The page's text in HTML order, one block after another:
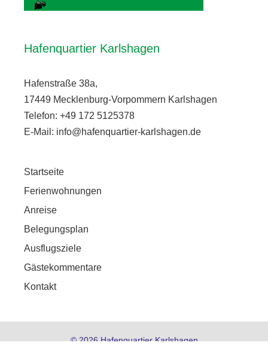
Hafenquartier Karlshagen
Hafenstraße 38a,
17449 Mecklenburg-Vorpommern Karlshagen
Telefon: +49 172 5125378
E-Mail: info@hafenquartier-karlshagen.de
Startseite
Ferienwohnungen
Anreise
Belegungsplan
Ausflugsziele
Gästekommentare
Kontakt
© 2026 Hafenquartier Karlshagen